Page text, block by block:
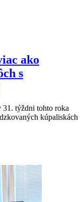
ako
s
31. týždni tohto roka
kúpaliskách